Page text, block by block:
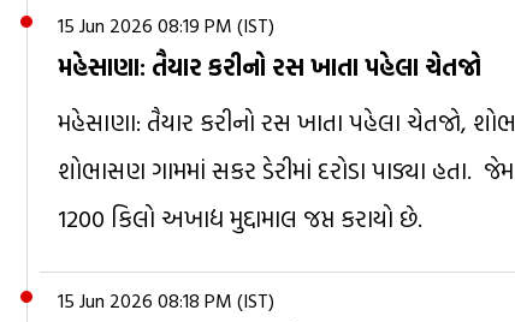
15 Jun 2026 08:19 PM (IST)
મહેસાણા: તૈયાર કરીનો રસ ખાતા પહેલા ચેતજો
મહેસાણા: તૈયાર કરીનો રસ ખાતા પહેલા ચેતજો,
શોભાસણ ગામમાં સકર ડેરીમાં દરોડા પાડ્યા હતા.
1200 કિલો અખાદ્ય મુદ્દામાલ જપ્ત કરાયો છે.
15 Jun 2026 08:18 PM (IST)